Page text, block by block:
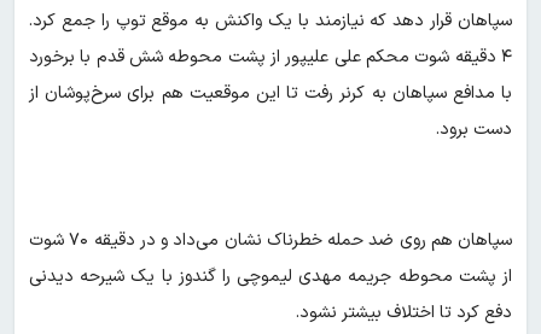
سپاهان قرار دهد که نیازمند با یک واکنش به موقع توپ را جمع کرد.
۴ دقیقه شوت محکم علی علیپور از پشت محوطه شش قدم با برخورد
با مدافع سپاهان به کرنر رفت تا این موقعیت هم برای سرخ‌پوشان از
دست برود.
سپاهان هم روی ضد حمله خطرناک نشان می‌داد و در دقیقه ۷۰ شوت
از پشت محوطه جریمه مهدی لیموچی را گندوز با یک شیرحه دیدنی
دفع کرد تا اختلاف بیشتر نشود.